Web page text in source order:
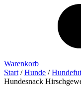
Warenkorb
Start /Hunde /
Hundesnack